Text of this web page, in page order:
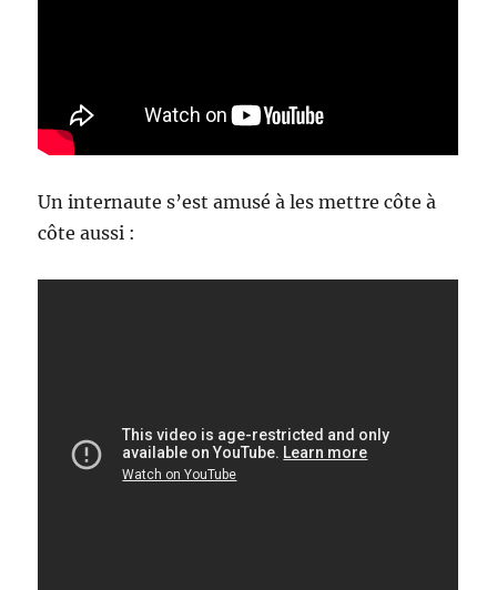
Un internaute s’est amusé à les mettre côte à
côte aussi :